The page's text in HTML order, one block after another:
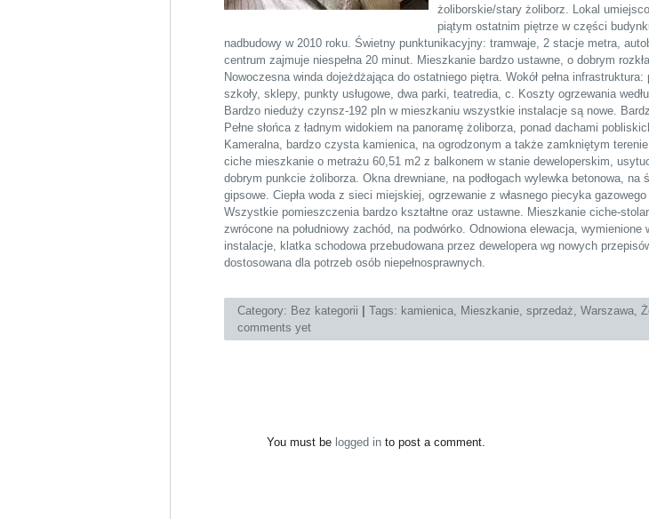
żoliborskie/stary żoliborz. Lokal
piątym ostatnim piętrze w części
nadbudowy w 2010 roku. Świetny punktunikacyjny: tramwaje, 2 stacje metra,
centrum zajmuje niespełna 20 minut. Mieszkanie bardzo ustawne, o dobrym
Nowoczesna winda dojeżdżająca do ostatniego piętra. Wokół pełna infrastruktura:
szkoły, sklepy, punkty usługowe, dwa parki, teatredia, c. Koszty ogrzewania
Bardzo nieduży czynsz-192 pln w mieszkaniu wszystkie instalacje są nowe.
Pełne słońca z ładnym widokiem na panoramę żoliborza, ponad dachami
Kameralna, bardzo czysta kamienica, na ogrodzonym a także zamkniętym
ciche mieszkanie o metrażu 60,51 m2 z balkonem w stanie deweloperskim,
dobrym punkcie żoliborza. Okna drewniane, na podłogach wylewka betonowa, na
gipsowe. Ciepła woda z sieci miejskiej, ogrzewanie z własnego piecyka
Wszystkie pomieszczenia bardzo kształtne oraz ustawne. Mieszkanie ciche-
zwrócone na południowy zachód, na podwórko. Odnowiona elewacja, wymienione
instalacje, klatka schodowa przebudowana przez dewelopera wg nowych
dostosowana dla potrzeb osób niepełnosprawnych.
Category: Bez kategorii Tags: kamienica, Mieszkanie, sprzedaż, Warszawa,
comments yet
You must be logged in to post a comment.